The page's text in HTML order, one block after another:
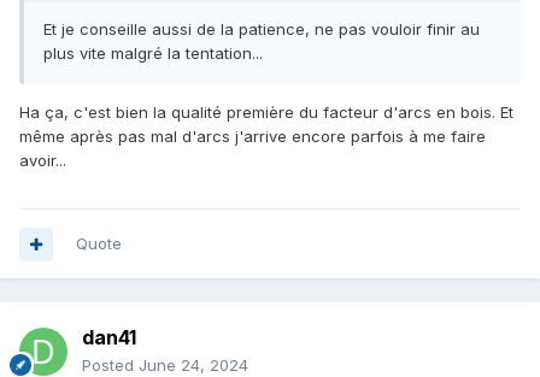
Et je conseille aussi de la patience, ne pas vouloir finir au
plus vite malgré la tentation...
Ha ça, c'est bien la qualité première du facteur d'arcs en bois. Et
même après pas mal d'arcs j'arrive encore parfois à me faire
avoir...
Quote
dan41
Posted June 24, 2024